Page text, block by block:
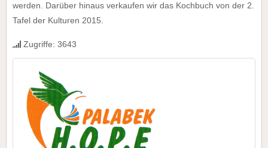
werden. Darüber hinaus verkaufen wir das Kochbuch von der 2.
Tafel der Kulturen 2015.
Zugriffe: 3643